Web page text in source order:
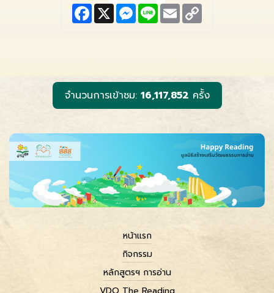
F
a
c
X M
e
s
r
L
n
E
m
a
k
จำนวนการเข้าชม: 16,117,852 ครั้ง
หน้าแรก
กิจกรรม
หลักสูตรฯ การอ่าน